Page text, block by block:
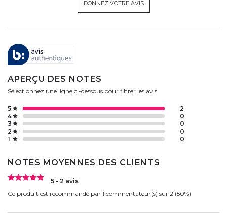
DONNEZ VOTRE AVIS
APERÇU DES NOTES
Sélectionnez une ligne ci-dessous pour filtrer les avis
1 0
2 0
3 0
4 0
5 2
NOTES MOYENNES DES CLIENTS
5 - 2 avis
Ce produit est recommandé par 1 commentateur(s) sur 2 (50%)